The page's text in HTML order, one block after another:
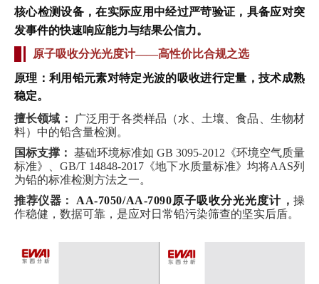
核心检测设备，在实际应用中经过严苛验证，具备应对突
发事件的快速响应能力与结果公信力。
原子吸收分光光度计——高性价比合规之选
原理 ：利用铅元素对特定光波的吸收进行定量，技术成熟
稳定。
擅长领域 ：
广泛用于各类样品（水、土壤、食品、生物材
料）中的铅含量检测。
国标支撑 ： 基础环境标准如 GB 3095-2012《环境空气质量
标准》、GB/T 14848-2017《地下水质量标准》均将AAS列
为铅的标准检测方法之一。
推荐仪器 ： AA-7050/AA-7090原子吸收分光光度计 ，操
作稳健，数据可靠，是应对日常铅污染筛查的坚实后盾。